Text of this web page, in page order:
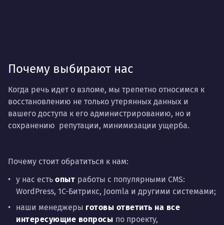
Почему выбирают нас
Когда речь идет о взломе, мы трепетно относимся к
восстановлению не только утерянных данных и
вашего доступа к его администрированию, но и
сохранению репутации, минимизации ущерба.
Почему стоит обратиться к нам:
у нас есть опыт работы с популярными CMS:
WordPress, 1С-Битрикс, Joomla и другими системами;
наши менеджеры готовы ответить на все
интересующие вопросы по проекту,